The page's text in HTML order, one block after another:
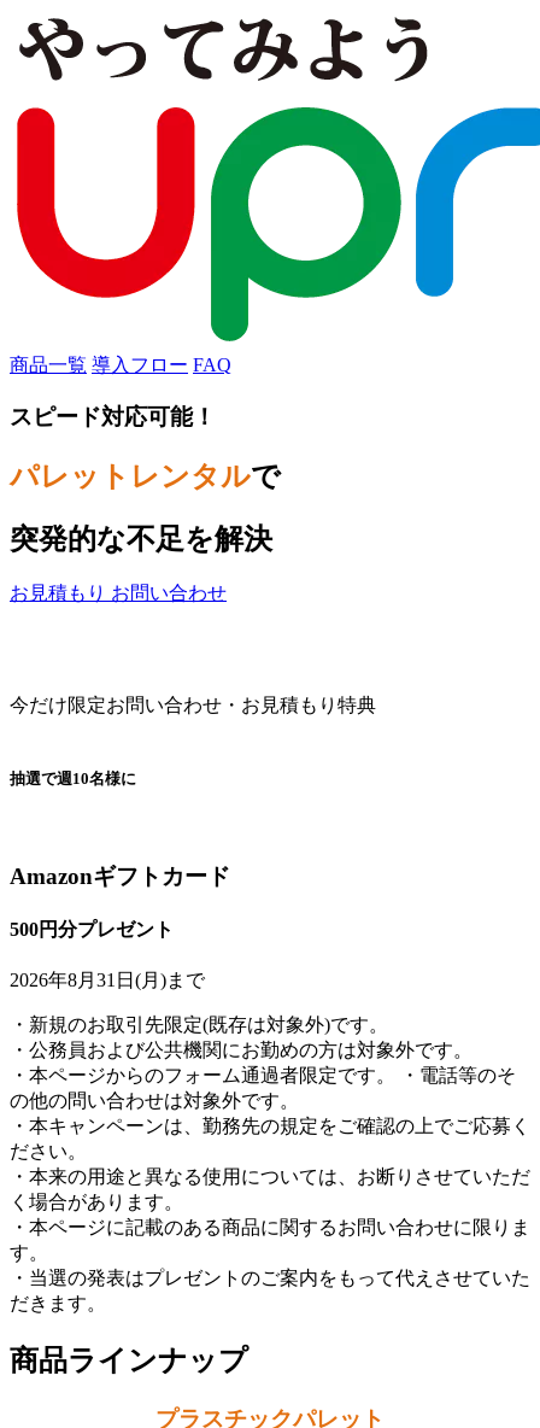
商品一覧 導入フロー FAQ
スピード対応可能！
パレットレンタルで
突発的な不足を解決
お見積もり お問い合わせ
今だけ限定お問い合わせ・お見積もり特典
抽選で週 10名様に
Amazonギフトカード
500円分プレゼント
2026年8月31日(月)まで
・新規のお取引先限定(既存は対象外)です。
・公務員および公共機関にお勤めの方は対象外です。
・本ページからのフォーム通過者限定です。 ・電話等のそ
の他の問い合わせは対象外です。
・本キャンペーンは、勤務先の規定をご確認の上でご応募く
ださい。
・本来の用途と異なる使用については、お断りさせていただ
く場合があります。
・本ページに記載のある商品に関するお問い合わせに限りま
す。
・当選の発表はプレゼントのご案内をもって代えさせていた
だきます。
商品ラインナップ
プラスチックパレット